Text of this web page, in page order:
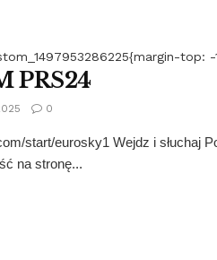
top:
PRS24
0
start/eurosky1 Wejdz i słuchaj
na stronę...